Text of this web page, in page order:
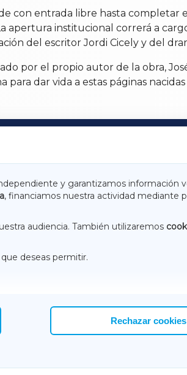
con entrada libre hasta
apertura institucional correrá a
del escritor Jordi Cicely y del
por el propio autor de la obra,
dar vida a estas páginas
y garantizamos información
, financiamos nuestra actividad mediante
audiencia. También utilizaremos
deseas permitir.
Rechazar cookies